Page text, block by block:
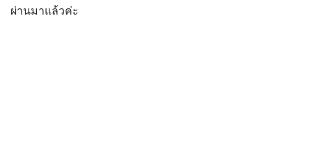
ผ่านมาแล้วค่ะ